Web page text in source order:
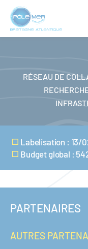
Panneau de gestion des
Aller
contenu
RÉSEAU DE
Labelisation : 13/
Budget global :
PARTENAIRES
AUTRES